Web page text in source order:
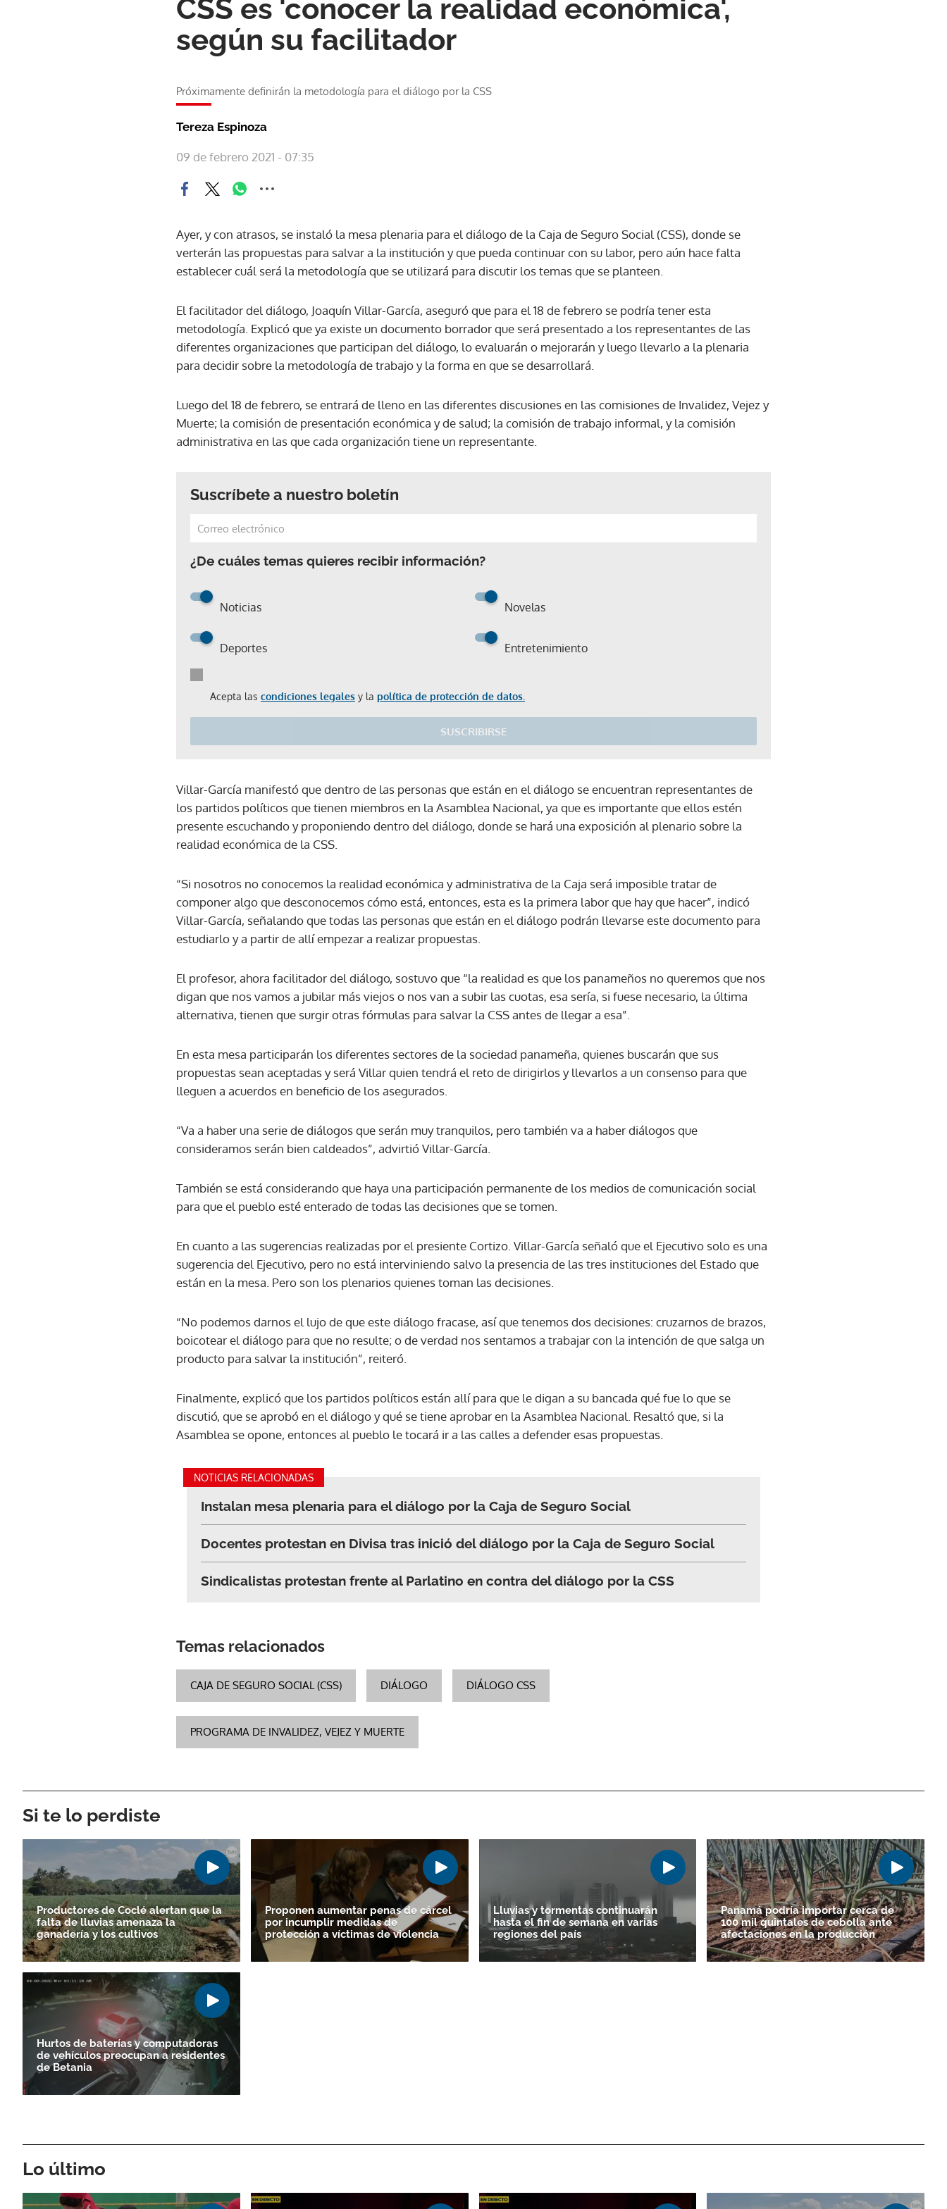
CSS es 'conocer la realidad económica',
según su facilitador
Próximamente definirán la metodología para el diálogo por la CSS
Tereza Espinoza
09 de febrero 2021 - 07:35
Ayer, y con atrasos, se instaló la mesa plenaria para el diálogo de la Caja de Seguro Social (CSS), donde se
verterán las propuestas para salvar a la institución y que pueda continuar con su labor, pero aún hace falta
establecer cuál será la metodología que se utilizará para discutir los temas que se planteen.
El facilitador del diálogo, Joaquín Villar-García, aseguró que para el 18 de febrero se podría tener esta
metodología. Explicó que ya existe un documento borrador que será presentado a los representantes de las
diferentes organizaciones que participan del diálogo, lo evaluarán o mejorarán y luego llevarlo a la plenaria
para decidir sobre la metodología de trabajo y la forma en que se desarrollará.
Luego del 18 de febrero, se entrará de lleno en las diferentes discusiones en las comisiones de Invalidez, Vejez y
Muerte; la comisión de presentación económica y de salud; la comisión de trabajo informal, y la comisión
administrativa en las que cada organización tiene un representante.
Suscríbete a nuestro boletín
¿De cuáles temas quieres recibir información?
Noticias Novelas
Deportes Entretenimiento
Acepta las condiciones legales y la política de protección de datos.
SUSCRIBIRSE
Gracias por suscribirte a nuestro boletín.
Villar-García manifestó que dentro de las personas que están en el diálogo se encuentran representantes de
los partidos políticos que tienen miembros en la Asamblea Nacional, ya que es importante que ellos estén
presente escuchando y proponiendo dentro del diálogo, donde se hará una exposición al plenario sobre la
realidad económica de la CSS.
“Si nosotros no conocemos la realidad económica y administrativa de la Caja será imposible tratar de
componer algo que desconocemos cómo está, entonces, esta es la primera labor que hay que hacer”, indicó
Villar-García, señalando que todas las personas que están en el diálogo podrán llevarse este documento para
estudiarlo y a partir de allí empezar a realizar propuestas.
El profesor, ahora facilitador del diálogo, sostuvo que “la realidad es que los panameños no queremos que nos
digan que nos vamos a jubilar más viejos o nos van a subir las cuotas, esa sería, si fuese necesario, la última
alternativa, tienen que surgir otras fórmulas para salvar la CSS antes de llegar a esa”.
En esta mesa participarán los diferentes sectores de la sociedad panameña, quienes buscarán que sus
propuestas sean aceptadas y será Villar quien tendrá el reto de dirigirlos y llevarlos a un consenso para que
lleguen a acuerdos en beneficio de los asegurados.
“Va a haber una serie de diálogos que serán muy tranquilos, pero también va a haber diálogos que
consideramos serán bien caldeados”, advirtió Villar-García.
También se está considerando que haya una participación permanente de los medios de comunicación social
para que el pueblo esté enterado de todas las decisiones que se tomen.
En cuanto a las sugerencias realizadas por el presiente Cortizo. Villar-García señaló que el Ejecutivo solo es una
sugerencia del Ejecutivo, pero no está interviniendo salvo la presencia de las tres instituciones del Estado que
están en la mesa. Pero son los plenarios quienes toman las decisiones.
“No podemos darnos el lujo de que este diálogo fracase, así que tenemos dos decisiones: cruzarnos de brazos,
boicotear el diálogo para que no resulte; o de verdad nos sentamos a trabajar con la intención de que salga un
producto para salvar la institución”, reiteró.
Finalmente, explicó que los partidos políticos están allí para que le digan a su bancada qué fue lo que se
discutió, que se aprobó en el diálogo y qué se tiene aprobar en la Asamblea Nacional. Resaltó que, si la
Asamblea se opone, entonces al pueblo le tocará ir a las calles a defender esas propuestas.
NOTICIAS RELACIONADAS
Instalan mesa plenaria para el diálogo por la Caja de Seguro Social
Docentes protestan en Divisa tras inició del diálogo por la Caja de Seguro Social
Sindicalistas protestan frente al Parlatino en contra del diálogo por la CSS
Temas relacionados
CAJA DE SEGURO SOCIAL (CSS) DIÁLOGO DIÁLOGO CSS
PROGRAMA DE INVALIDEZ, VEJEZ Y MUERTE
Si te lo perdiste
Productores de Coclé alertan que la
falta de lluvias amenaza la
ganadería y los cultivos
Proponen aumentar penas de cárcel
por incumplir medidas de
protección a víctimas de violencia
Lluvias y tormentas continuarán
hasta el fin de semana en varias
regiones del país
Panamá podría importar cerca de
100 mil quintales de cebolla ante
afectaciones en la producción
Hurtos de baterías y computadoras
de vehículos preocupan a residentes
de Betania
Lo último